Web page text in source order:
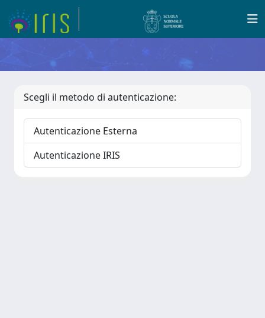
Scegli il metodo di autenticazione:
Autenticazione Esterna
Autenticazione IRIS